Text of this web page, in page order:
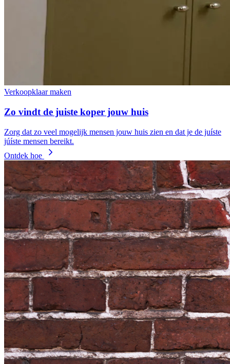
Verkoopklaar maken
Zo vindt de juiste koper jouw huis
Zorg dat zo veel mogelijk mensen jouw huis zien en dat je de juíste
júíste mensen bereikt.
Ontdek hoe